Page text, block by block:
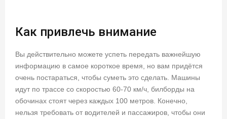
Как привлечь внимание
Вы действительно можете успеть передать важнейшую
информацию в самое короткое время, но вам придётся
очень постараться, чтобы суметь это сделать. Машины
идут по трассе со скоростью 60-70 км/ч, билборды на
обочинах стоят через каждых 100 метров. Конечно,
нельзя требовать от водителей и пассажиров, чтобы они